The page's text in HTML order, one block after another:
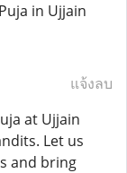
in Ujjain
แจ้งลบ
at Ujjain
Let us
and bring